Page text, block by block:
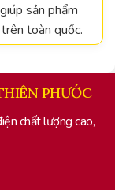
sản phẩm
toàn quốc.
PHƯỚC
chất lượng cao,